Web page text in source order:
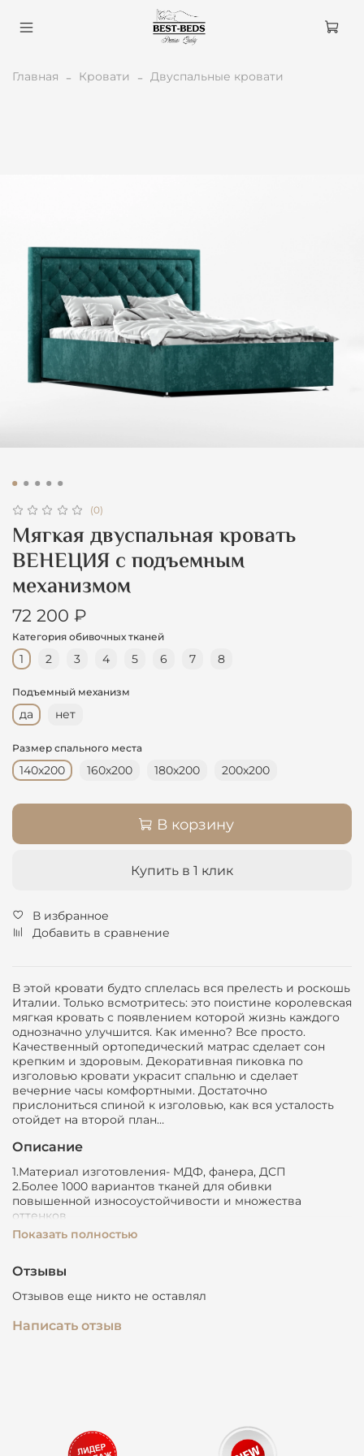
Главная Кровати Двуспальные кровати
(0)
Мягкая двуспальная кровать
ВЕНЕЦИЯ с подъемным
механизмом
72 200 ₽
Категория обивочных тканей
1 2 3 4 5 6 7 8
Подъемный механизм
да нет
Размер спального места
140х200 160х200 180х200 200х200
В корзину
Купить в 1 клик
В избранное
Добавить в сравнение
В этой кровати будто сплелась вся прелесть и роскошь
Италии. Только всмотритесь: это поистине королевская
мягкая кровать с появлением которой жизнь каждого
однозначно улучшится. Как именно? Все просто.
Качественный ортопедический матрас сделает сон
крепким и здоровым. Декоративная пиковка по
изголовью кровати украсит спальню и сделает
вечерние часы комфортными. Достаточно
прислониться спиной к изголовью, как вся усталость
отойдет на второй план…
Описание
1.Материал изготовления- МДФ, фанера, ДСП
2.Более 1000 вариантов тканей для обивки
повышенной износоустойчивости и множества
оттенков
3.Ножки металлические
4.Высота царг 28 см
ламелями
6.Углубление под матрас 5 см.
7.Рекомендуемая высота матраса до 35 см.
Срок изготовления кроватей и мебели для спальни 21
рабочий день!
Показать полностью
Отзывы
Отзывов еще никто не оставлял
Написать отзыв